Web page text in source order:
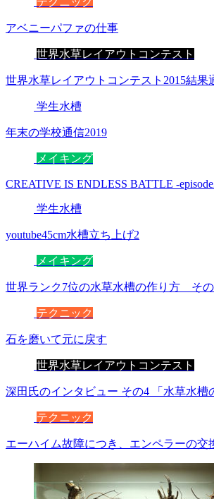
アベニーパファの仕事
世界水草レイアウトコンテスト
世界水草レイアウトコンテスト2015結果
学生水槽
年末の学校通信2019
メイキング
CREATIVE IS ENDLESS BATTLE -
学生水槽
youtube45cm水槽立ち上げ2
メイキング
世界ランク7位の水草水槽の作り方 そ
テクニック
石を磨いて元に戻す
世界水草レイアウトコンテスト
深田氏のインタビュー その4 「水草水槽
テクニック
エーハイム故障につき、エンペラーの交